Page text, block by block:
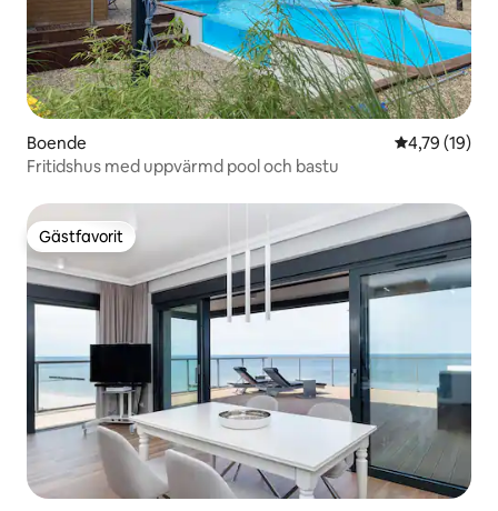
Boende 4,79 av 5 i
4,79 (19)
Fritidshus med uppvärmd pool och bastu
Gästfavorit
Gästfavorit